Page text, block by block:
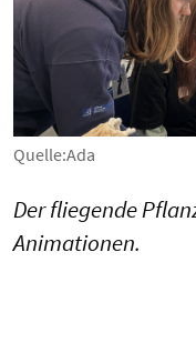
Quelle:Ada
Der fliegende
Animationen.